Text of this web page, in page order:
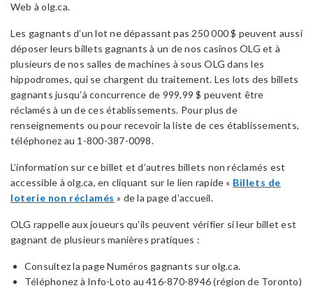
Web à olg.ca.
Les gagnants d’un lot ne dépassant pas 250 000 $ peuvent aussi
déposer leurs billets gagnants à un de nos casinos OLG et à
plusieurs de nos salles de machines à sous OLG dans les
hippodromes, qui se chargent du traitement. Les lots des billets
gagnants jusqu’à concurrence de 999,99 $ peuvent être
réclamés à un de ces établissements. Pour plus de
renseignements ou pour recevoir la liste de ces établissements,
téléphonez au 1-800-387-0098.
L’information sur ce billet et d’autres billets non réclamés est
accessible à olg.ca, en cliquant sur le lien rapide « Billets de
loterie non réclamés » de la page d’accueil.
OLG rappelle aux joueurs qu’ils peuvent vérifier si leur billet est
gagnant de plusieurs manières pratiques :
Consultez la page Numéros gagnants sur olg.ca.
Téléphonez à Info-Loto au 416-870-8946 (région de Toronto)